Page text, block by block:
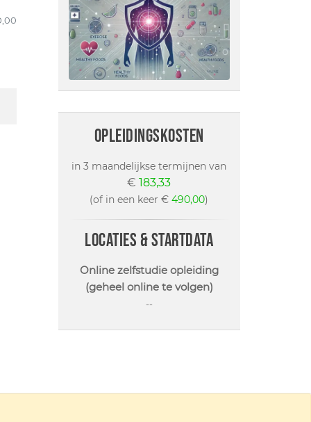
opleidingskosten
in 3 maandelijkse termijnen van
€183,33
(of in een keer €490,00)
locaties & startdata
Online zelfstudie opleiding
(geheel online te volgen)
--